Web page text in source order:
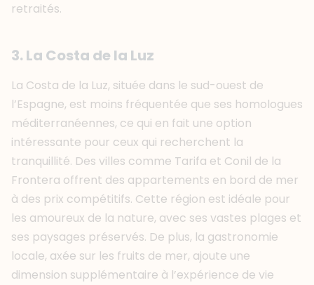
retraités.
3. La Costa de la Luz
La Costa de la Luz, située dans le sud-ouest de
l’Espagne, est moins fréquentée que ses homologues
méditerranéennes, ce qui en fait une option
intéressante pour ceux qui recherchent la
tranquillité. Des villes comme Tarifa et Conil de la
Frontera offrent des appartements en bord de mer
à des prix compétitifs. Cette région est idéale pour
les amoureux de la nature, avec ses vastes plages et
ses paysages préservés. De plus, la gastronomie
locale, axée sur les fruits de mer, ajoute une
dimension supplémentaire à l’expérience de vie